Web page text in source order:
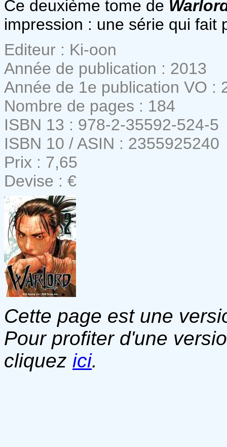
Ce deuxième tome de
impression : une série qui fait
Editeur : Ki-oon
Année de publication : 2013
Année de 1e publication VO :
Nombre de pages : 184
ISBN 13 : 978-2-35592-524-5
ISBN 10 / ASIN : 2355925240
Prix : 7,65
Devise : €
Cette page est une
Pour profiter d'une
cliquez ici.